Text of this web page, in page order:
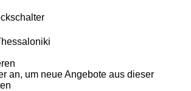
an, um neue Angebote aus dieser